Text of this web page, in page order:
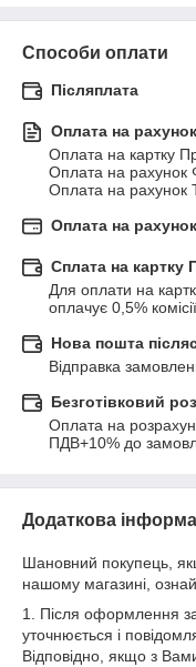
Способи оплати
Післяплата
Оплата на рахунок
Оплата на картку
Оплата на рахунок
Оплата на рахунок
Оплата на
Сплата на картку
Для оплати на
оплачує 0,5%
Нова пошта
Відправка
Безготівковий
Оплата на
ПДВ+10% до
Додаткова
Шановний покупець,
нашому магазині,
1. Після оформлення
уточнюється і
Відповідно, якщо з